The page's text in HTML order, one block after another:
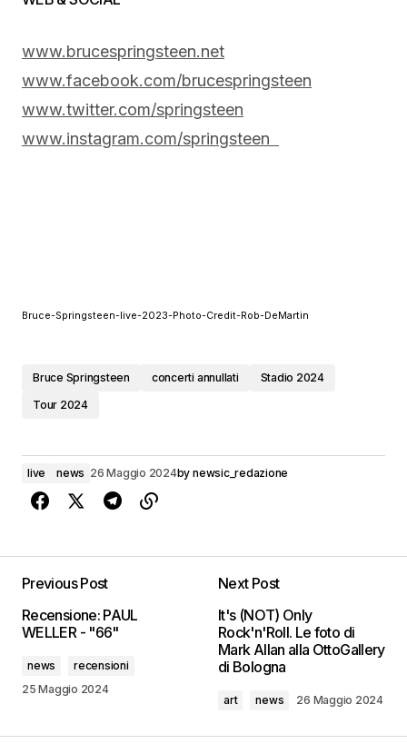
www.brucespringsteen.net
www.facebook.com/brucespringsteen
www.twitter.com/springsteen
www.instagram.com/springsteen
Bruce-Springsteen-live-2023-Photo-Credit-Rob-DeMartin
Bruce Springsteen concerti annullati
Stadio 2024
Tour 2024
live news 26 Maggio 2024by newsic_redazione
Previous Post
Recensione: PAUL
WELLER - "66"
news
recensioni
25 Maggio 2024
Next Post
It's (NOT) Only
Rock'n'Roll. Le foto di
Mark Allan alla OttoGallery
di Bologna
art news 26 Maggio 2024